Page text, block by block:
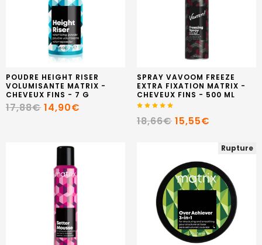
POUDRE HEIGHT RISER
VOLUMISANTE MATRIX -
CHEVEUX FINS - 7 G
17,88€ 14,90€
SPRAY VAVOOM FREEZE
EXTRA FIXATION MATRIX -
CHEVEUX FINS - 500 ML
18,66€ 15,55€
Rupture